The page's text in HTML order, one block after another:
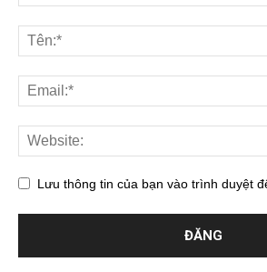
Lưu thông tin của bạn vào trình duyệt